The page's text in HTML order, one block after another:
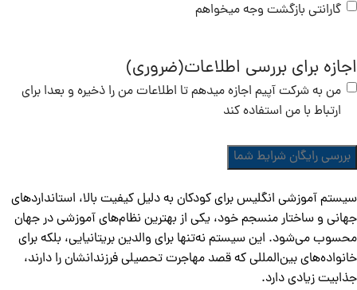
گارانتی بازگشت وجه میخواهم
اجازه برای بررسی اطلاعات(ضروری)
من به شرکت آپیم اجازه میدهم تا اطلاعات من را ذخیره و بعدا برای
ارتباط با من استفاده کند
سیستم آموزشی انگلیس برای کودکان به دلیل کیفیت بالا، استانداردهای
جهانی و ساختار منسجم خود، یکی از بهترین نظام‌های آموزشی در جهان
محسوب می‌شود. این سیستم نه‌تنها برای والدین بریتانیایی، بلکه برای
خانواده‌های بین‌المللی که قصد مهاجرت تحصیلی فرزندانشان را دارند،
جذابیت زیادی دارد.